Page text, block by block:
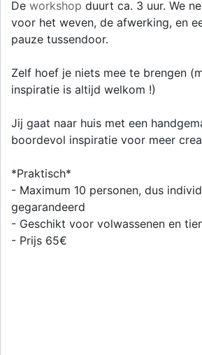
De workshop duurt ca. 3 uur. We
voor het weven, de afwerking, en
pauze tussendoor.
Zelf hoef je niets mee te brengen
inspiratie is altijd welkom !)
Jij gaat naar huis met een
boordevol inspiratie voor meer
*Praktisch*
- Maximum 10 personen, dus
gegarandeerd
- Geschikt voor volwassenen en
- Prijs 65€